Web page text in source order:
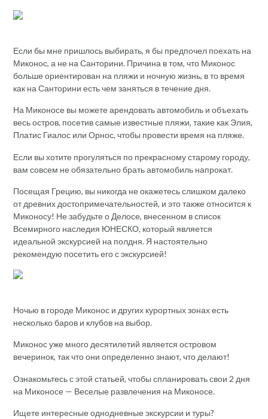
Если бы мне пришлось выбирать, я бы предпочел поехать на
Миконос, а не на Санторини. Причина в том, что Миконос
больше ориентирован на пляжи и ночную жизнь, в то время
как на Санторини есть чем заняться в течение дня.
На Миконосе вы можете арендовать автомобиль и объехать
весь остров, посетив самые известные пляжи, такие как Элия,
Платис Гиалос или Орнос, чтобы провести время на пляже.
Если вы хотите прогуляться по прекрасному старому городу,
вам совсем не обязательно брать автомобиль напрокат.
Посещая Грецию, вы никогда не окажетесь слишком далеко
от древних достопримечательностей, и это также относится к
Миконосу! Не забудьте о Делосе, внесенном в список
Всемирного наследия ЮНЕСКО, который является
идеальной экскурсией на полдня. Я настоятельно
рекомендую посетить его с экскурсией!
Ночью в городе Миконос и других курортных зонах есть
несколько баров и клубов на выбор.
Миконос уже много десятилетий является островом
вечеринок, так что они определенно знают, что делают!
Ознакомьтесь с этой статьей, чтобы спланировать свои 2 дня
на Миконосе — Веселые развлечения на Миконосе.
Ищете интересные однодневные экскурсии и туры?